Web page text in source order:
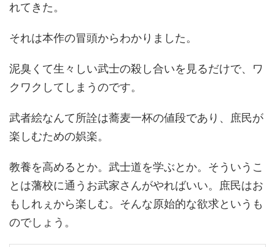
れてきた。
それは本作の冒頭からわかりました。
泥臭くて生々しい武士の殺し合いを見るだけで、ワ
クワクしてしまうのです。
武者絵なんて所詮は蕎麦一杯の値段であり、庶民が
楽しむための娯楽。
教養を高めるとか。武士道を学ぶとか。そういうこ
とは藩校に通うお武家さんがやればいい。庶民はお
もしれぇから楽しむ。そんな原始的な欲求というも
のでしょう。